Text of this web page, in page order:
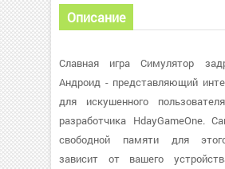
Описание
Славная игра Симулятор
Андроид - представляющий
для искушенного
разработчика HdayGameOne.
свободной памяти для
зависит от вашего